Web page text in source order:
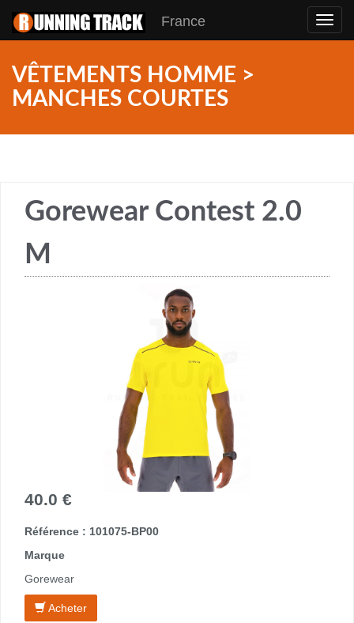
France
VÊTEMENTS HOMME >
MANCHES COURTES
Gorewear Contest 2.0
M
40.0 €
Référence : 101075-BP00
Marque
Gorewear
Acheter